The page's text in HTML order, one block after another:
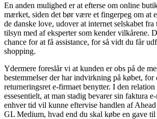
En anden mulighed er at efterse om online
mærket, siden det bør være et fingerpeg om at
de danske love, udover at internet selskabet
tilsyn med af eksperter som kender vilkårene.
chance for at få assistance, for så vidt du får
shopping.
Ydermere foreslår vi at kunden er obs på de
bestemmelser der har indvirkning på købet, for
returneringsret e-firmaet benytter. I den relation
essesentielt, at man stadig bevarer sin faktura
enhver tid vil kunne eftervise handlen af
GL Medium, hvad end du skal købe en gave